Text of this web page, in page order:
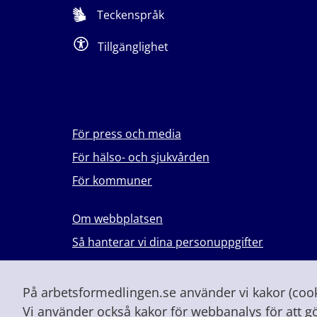
På arbetsformedlingen.se använder vi kakor
Vi använder också kakor för webbanalys för att
Teckenspråk
Tillgänglighet
För press och media
För hälso- och sjukvården
För kommuner
Om webbplatsen
Så hanterar vi dina personuppgifter
Lever du med våld i en nära relation?
Vid höjd beredskap och krig